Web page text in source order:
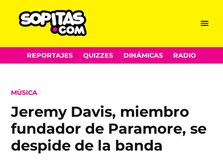
Skip
to
Menu
REPORTAJES QUIZZES DINÁMICAS RADIO
POSTED
MÚSICA
Jeremy Davis, miembro
fundador de Paramore, se
despide de la banda